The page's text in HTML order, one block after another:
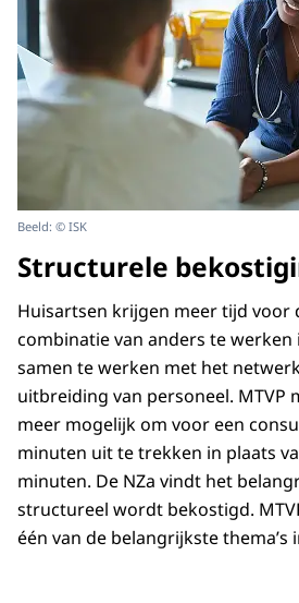
Beeld: © ISK
Structurele
Huisartsen krijgen meer tijd voor
combinatie van anders te
samen te werken met het
uitbreiding van personeel. MTVP
meer mogelijk om voor een
minuten uit te trekken in plaats
minuten. De NZa vindt het
structureel wordt bekostigd.
één van de belangrijkste thema’s